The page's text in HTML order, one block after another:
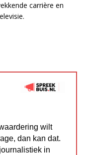
carrière en
wilt
dan kan dat.
in